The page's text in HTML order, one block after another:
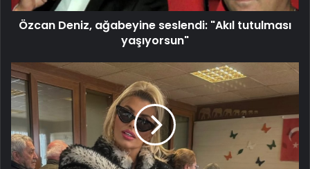
Özcan Deniz, ağabeyine seslendi: "Akıl tutulması
yaşıyorsun"
Botokstan
zehirlenmişti!
Şarkıcı
Hatice'den
yeni
açıklama
geldi